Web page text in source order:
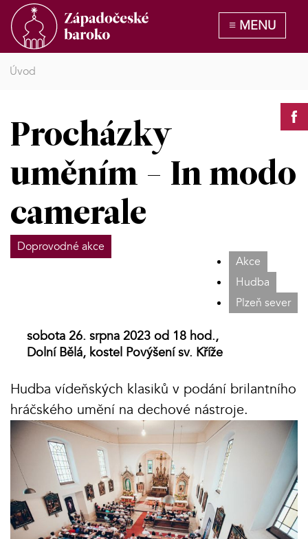
Úvod
Procházky
uměním - In modo
camerale
Doprovodné akce
Akce
Hudba
Plzeň sever
sobota 26. srpna 2023 od 18 hod.,
Dolní Bělá, kostel Povýšení sv. Kříže
Hudba vídeňských klasiků v podání brilantního
hráčského umění na dechové nástroje.